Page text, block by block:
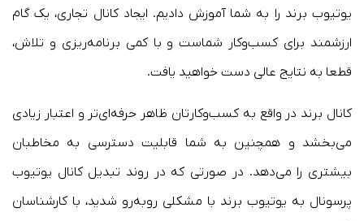
یوتیوب برند را به شما آموزش دادیم. ایجاد کانال تجاری، یک گام
ارزشمند برای کسب‌وکار شماست و با کمی برنامه‌ریزی و تلاش،
قطعا به نتایج عالی دست خواهید یافت.
کانال برند در واقع به کسب‌وکارتان ظاهر حرفه‌ای‌تر و اعتبار زیادی
می‌بخشد و همچنین به شما قابلیت دسترسی به مخاطبان
بیشتری را می‌دهد. در صورتی که در روند تبدیل کانال یوتیوب
پرسونال به یوتیوب برند با مشکلی روبه‌رو شدید، با کارشناسان